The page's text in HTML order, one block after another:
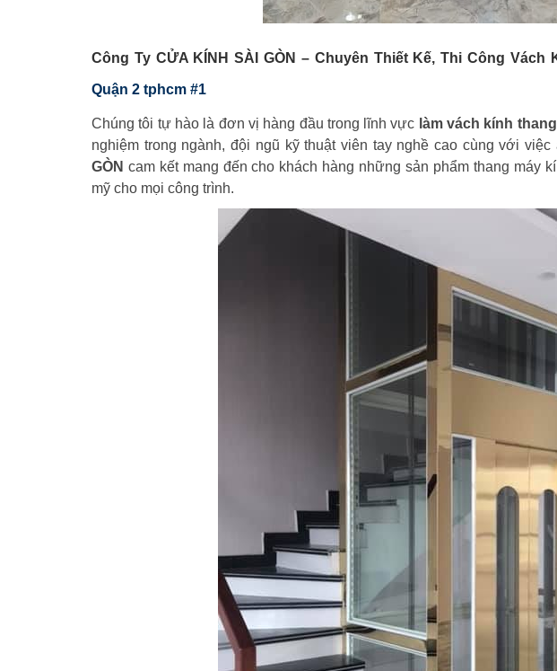
Công Ty CỬA KÍNH SÀI GÒN – Chuyên Thiết Kế, Thi Công Vách
Quận 2 tphcm #1
Chúng tôi tự hào là đơn vị hàng đầu trong lĩnh vực làm vách kính
nghiệm trong ngành, đội ngũ kỹ thuật viên tay nghề cao cùng với
GÒN cam kết mang đến cho khách hàng những sản phẩm thang máy
mỹ cho mọi công trình.